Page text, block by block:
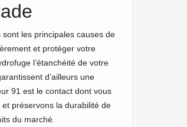
les principales causes de
et protéger votre
l’étanchéité de votre
d’ailleurs une
91 est le contact dont vous
préservons la durabilité de
du marché.